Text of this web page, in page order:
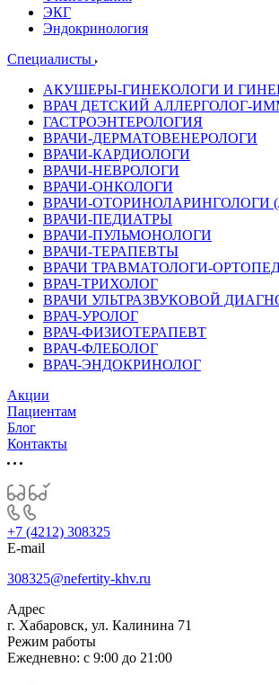
ЭКГ
Эндокринология
Специалисты
АКУШЕРЫ-ГИНЕКОЛОГИ И
ВРАЧ ДЕТСКИЙ АЛЛЕРГОЛОГ-
ГАСТРОЭНТЕРОЛОГИЯ
ВРАЧИ-ДЕРМАТОВЕНЕРОЛОГИ
ВРАЧИ-КАРДИОЛОГИ
ВРАЧИ-НЕВРОЛОГИ
ВРАЧИ-ОНКОЛОГИ
ВРАЧИ-ОТОРИНОЛАРИНГОЛОГИ
ВРАЧИ-ПЕДИАТРЫ
ВРАЧИ-ПУЛЬМОНОЛОГИ
ВРАЧИ-ТЕРАПЕВТЫ
ВРАЧИ ТРАВМАТОЛОГИ-
ВРАЧ-ТРИХОЛОГ
ВРАЧИ УЛЬТРАЗВУКОВОЙ
ВРАЧ-УРОЛОГ
ВРАЧ-ФИЗИОТЕРАПЕВТ
ВРАЧ-ФЛЕБОЛОГ
ВРАЧ-ЭНДОКРИНОЛОГ
Акции
Пациентам
Блог
Контакты
+7 (4212) 308325
E-mail
308325@nefertity-khv.ru
Адрес
г. Хабаровск, ул. Калинина 71
Режим работы
Ежедневно: с 9:00 до 21:00